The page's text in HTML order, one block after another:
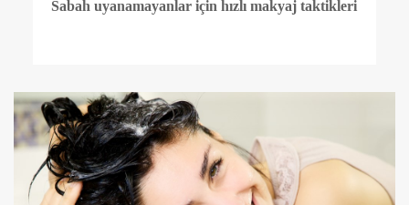
Sabah uyanamayanlar için hızlı makyaj taktikleri